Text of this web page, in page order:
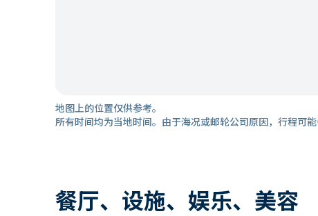
地图上的位置仅供参考。
所有时间均为当地时间。由于海况或邮轮公司原因，行程可能
餐厅、设施、娱乐、美容